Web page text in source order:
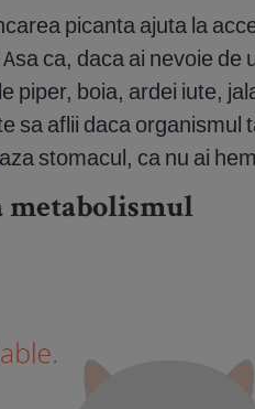
picanta ajuta la
ca, daca ai nevoie de
piper, boia, ardei iute,
sa aflii daca organismul
stomacul, ca nu ai
metabolismul